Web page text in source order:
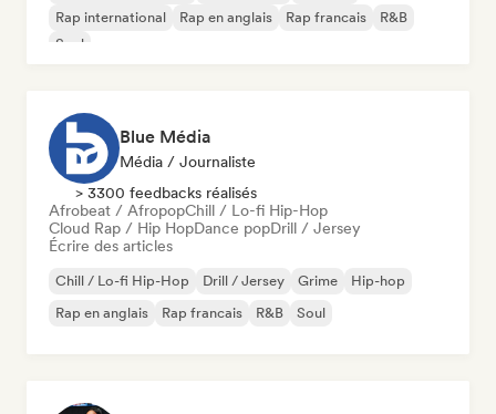
Rap international
Rap en anglais Rap francais
R&B
Soul
Blue Média
Média / Journaliste
> 3300 feedbacks réalisés
Afrobeat / AfropopChill / Lo-fi Hip-Hop
Cloud Rap / Hip HopDance popDrill / Jersey
Écrire des articles
Chill / Lo-fi Hip-Hop Drill / Jersey Grime
Hip-hop
Rap en anglais
Rap francais R&B Soul